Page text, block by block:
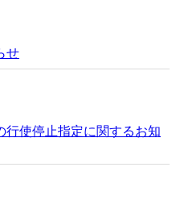
せ
行使停止指定に関するお知